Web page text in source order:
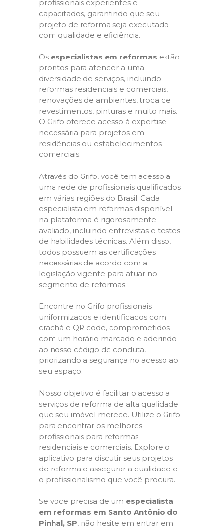
profissionais experientes e
capacitados, garantindo que seu
projeto de reforma seja executado
com qualidade e eficiência.
Os especialistas em reformas estão
prontos para atender a uma
diversidade de serviços, incluindo
reformas residenciais e comerciais,
renovações de ambientes, troca de
revestimentos, pinturas e muito mais.
O Grifo oferece acesso à expertise
necessária para projetos em
residências ou estabelecimentos
comerciais.
Através do Grifo, você tem acesso a
uma rede de profissionais qualificados
em várias regiões do Brasil. Cada
especialista em reformas disponível
na plataforma é rigorosamente
avaliado, incluindo entrevistas e testes
de habilidades técnicas. Além disso,
todos possuem as certificações
necessárias de acordo com a
legislação vigente para atuar no
segmento de reformas.
Encontre no Grifo profissionais
uniformizados e identificados com
crachá e QR code, comprometidos
com um horário marcado e aderindo
ao nosso código de conduta,
priorizando a segurança no acesso ao
seu espaço.
Nosso objetivo é facilitar o acesso a
serviços de reforma de alta qualidade
que seu imóvel merece. Utilize o Grifo
para encontrar os melhores
profissionais para reformas
residenciais e comerciais. Explore o
aplicativo para discutir seus projetos
de reforma e assegurar a qualidade e
o profissionalismo que você procura.
Se você precisa de um especialista
em reformas em Santo Antônio do
Pinhal, SP, não hesite em entrar em